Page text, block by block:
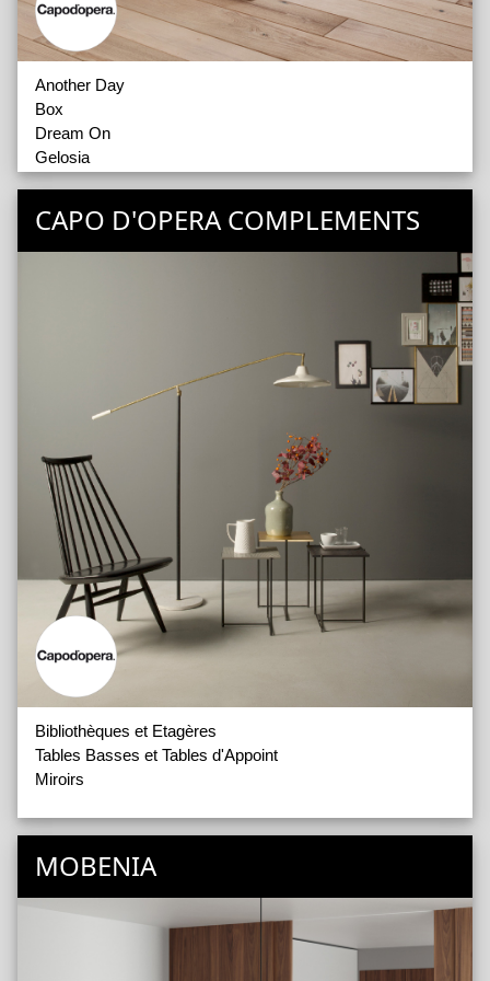
Another Day
Box
Dream On
Gelosia
Groove
Memo
Quarantacinque
CAPO D'OPERA COMPLEMENTS
Bibliothèques et Etagères
Tables Basses et Tables d'Appoint
Miroirs
MOBENIA